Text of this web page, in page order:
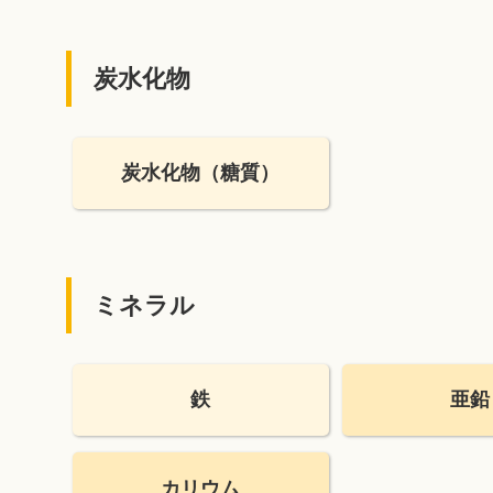
炭水化物
炭水化物 （糖質）
ミネラル
鉄 亜鉛
カリウム